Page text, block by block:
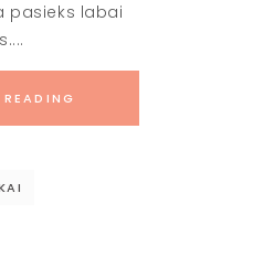
pasieks labai